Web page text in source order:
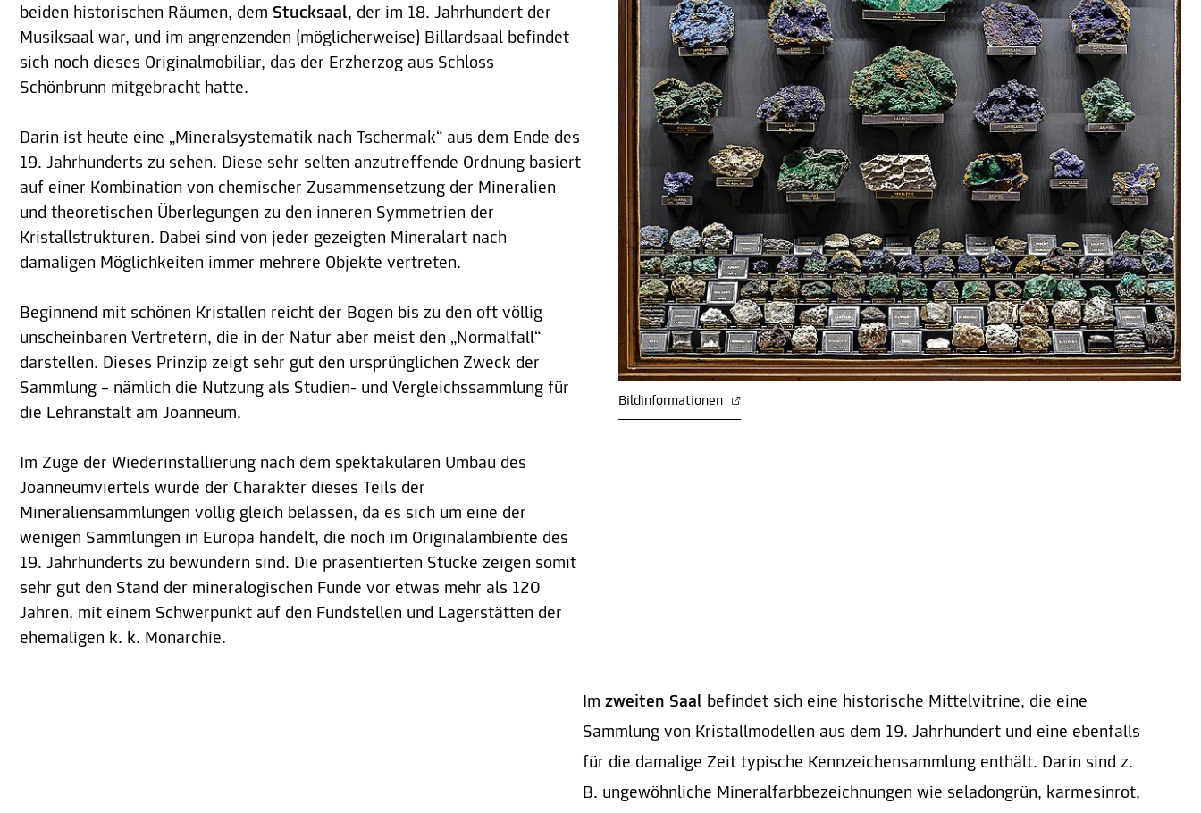
beiden historischen Räumen, dem Stucksaal, der im 18. Jahrhundert der
Musiksaal war, und im angrenzenden (möglicherweise) Billardsaal befindet
sich noch dieses Originalmobiliar, das der Erzherzog aus Schloss
Schönbrunn mitgebracht hatte.
Darin ist heute eine „Mineralsystematik nach Tschermak“ aus dem Ende des
19. Jahrhunderts zu sehen. Diese sehr selten anzutreffende Ordnung basiert
auf einer Kombination von chemischer Zusammensetzung der Mineralien
und theoretischen Überlegungen zu den inneren Symmetrien der
Kristallstrukturen. Dabei sind von jeder gezeigten Mineralart nach
damaligen Möglichkeiten immer mehrere Objekte vertreten.
Beginnend mit schönen Kristallen reicht der Bogen bis zu den oft völlig
unscheinbaren Vertretern, die in der Natur aber meist den „Normalfall“
darstellen. Dieses Prinzip zeigt sehr gut den ursprünglichen Zweck der
Sammlung – nämlich die Nutzung als Studien- und Vergleichssammlung für
die Lehranstalt am Joanneum.
Im Zuge der Wiederinstallierung nach dem spektakulären Umbau des
Joanneumviertels wurde der Charakter dieses Teils der
Mineraliensammlungen völlig gleich belassen, da es sich um eine der
wenigen Sammlungen in Europa handelt, die noch im Originalambiente des
19. Jahrhunderts zu bewundern sind. Die präsentierten Stücke zeigen somit
sehr gut den Stand der mineralogischen Funde vor etwas mehr als 120
Jahren, mit einem Schwerpunkt auf den Fundstellen und Lagerstätten der
ehemaligen k. k. Monarchie.
Bildinformationen
Im zweiten Saal befindet sich eine historische Mittelvitrine, die eine
Sammlung von Kristallmodellen aus dem 19. Jahrhundert und eine ebenfalls
für die damalige Zeit typische Kennzeichensammlung enthält. Darin sind z.
B. ungewöhnliche Mineralfarbbezeichnungen wie seladongrün, karmesinrot,